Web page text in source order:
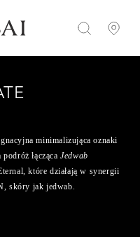
minimalizująca oznaki
łączącaJedwab
które działają w synergii
skóry jak jedwab.